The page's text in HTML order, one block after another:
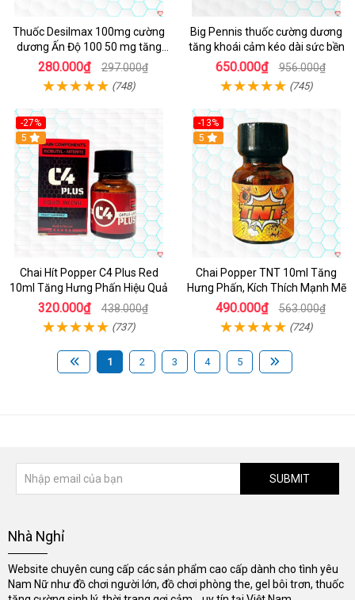
Thuốc Desilmax 100mg cường
dương Ấn Độ 100 50 mg tăng
sinh lý tốt nhất
280.000₫ 297.000₫
(748)
Big Pennis thuốc cường dương
tăng khoái cảm kéo dài sức bền
650.000₫ 956.000₫
(745)
-27%
5
Chai Hít Popper C4 Plus Red
10ml Tăng Hưng Phấn Hiệu Quả
320.000₫ 438.000₫
(737)
-13%
5
Chai Popper TNT 10ml Tăng
Hưng Phấn, Kích Thích Mạnh Mẽ
490.000₫ 563.000₫
(724)
1 2 3 4 5
SUBMIT
Nhà Nghỉ
Website chuyên cung cấp các sản phẩm cao cấp dành cho tình yêu
Nam Nữ như đồ chơi người lớn, đồ chơi phòng the, gel bôi trơn, thuốc